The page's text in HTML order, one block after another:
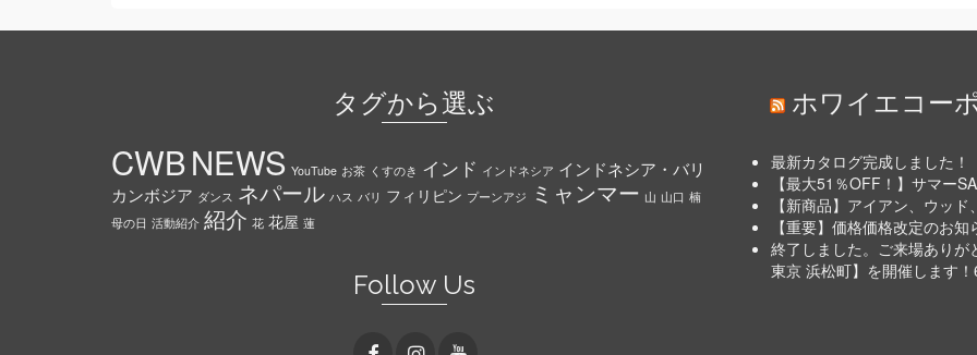
タグから選ぶ
CWBNEWS YouTube お茶 くすのき インド インドネシア インドネシア・バリ
カンボジア ダンス ネパール ハス バリ フィリピン プーンアジ ミャンマー 山 山口 楠
母の日 活動紹介 紹介 花 花屋 蓮
Follow Us
ホワイエコー
最新カタログ完成しました
【最大51％OFF！】サマー
【新商品】アイアン、ウッ
【重要】価格価格改定のお
終了しました。ご来場あり
東京 浜松町】を開催します